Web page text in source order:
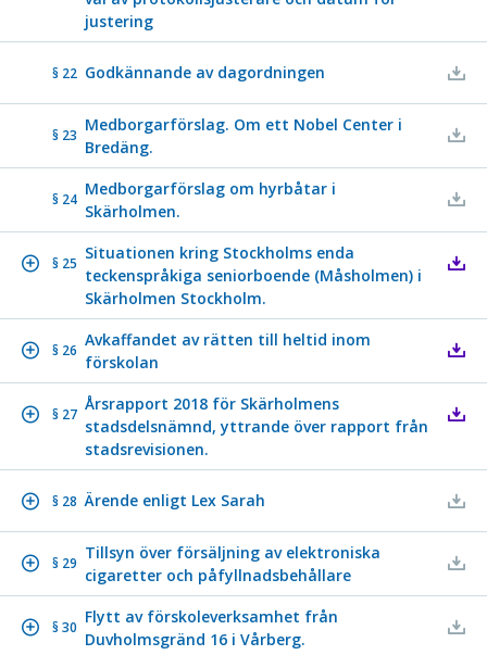
justering
§ 22 Godkännande av dagordningen
§ 23
Medborgarförslag. Om ett Nobel Center i
Bredäng.
§ 24
Medborgarförslag om hyrbåtar i
Skärholmen.
§ 25
Situationen kring Stockholms enda
teckenspråkiga seniorboende (Måsholmen) i
Skärholmen Stockholm.
§ 26
Avkaffandet av rätten till heltid inom
förskolan
§ 27
Årsrapport 2018 för Skärholmens
stadsdelsnämnd, yttrande över rapport från
stadsrevisionen.
§ 28 Ärende enligt Lex Sarah
§ 29
Tillsyn över försäljning av elektroniska
cigaretter och påfyllnadsbehållare
§ 30
Flytt av förskoleverksamhet från
Duvholmsgränd 16 i Vårberg.